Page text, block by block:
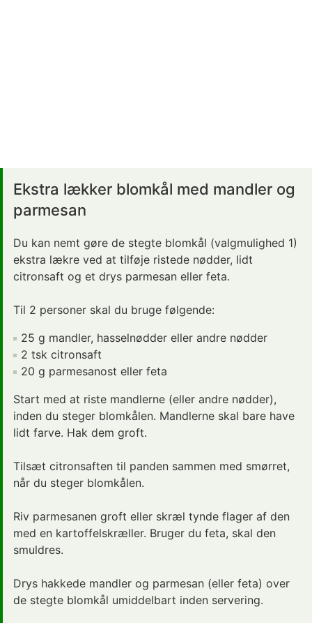
Ekstra lækker blomkål med mandler og
parmesan
Du kan nemt gøre de stegte blomkål (valgmulighed 1)
ekstra lækre ved at tilføje ristede nødder, lidt
citronsaft og et drys parmesan eller feta.
Til 2 personer skal du bruge følgende:
25 g mandler, hasselnødder eller andre nødder
2 tsk citronsaft
20 g parmesanost eller feta
Start med at riste mandlerne (eller andre nødder),
inden du steger blomkålen. Mandlerne skal bare have
lidt farve. Hak dem groft.
Tilsæt citronsaften til panden sammen med smørret,
når du steger blomkålen.
Riv parmesanen groft eller skræl tynde flager af den
med en kartoffelskræller. Bruger du feta, skal den
smuldres.
Drys hakkede mandler og parmesan (eller feta) over
de stegte blomkål umiddelbart inden servering.